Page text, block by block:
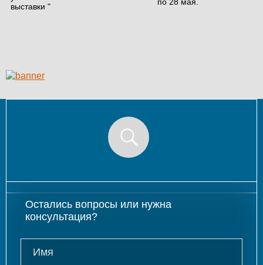
выставки "
Остались вопросы или нужна
консультация?